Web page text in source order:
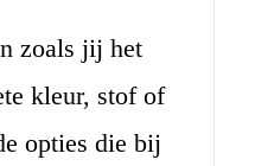
zoals jij het
kleur, stof of
opties die bij